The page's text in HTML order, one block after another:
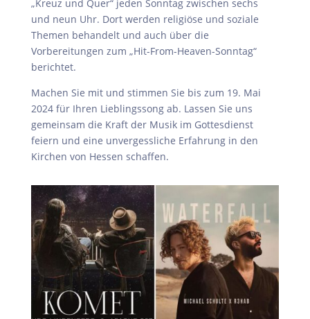
„Kreuz und Quer“ jeden Sonntag zwischen sechs
und neun Uhr. Dort werden religiöse und soziale
Themen behandelt und auch über die
Vorbereitungen zum „Hit-From-Heaven-Sonntag“
berichtet.
Machen Sie mit und stimmen Sie bis zum 19. Mai
2024 für Ihren Lieblingssong ab. Lassen Sie uns
gemeinsam die Kraft der Musik im Gottesdienst
feiern und eine unvergessliche Erfahrung in den
Kirchen von Hessen schaffen.